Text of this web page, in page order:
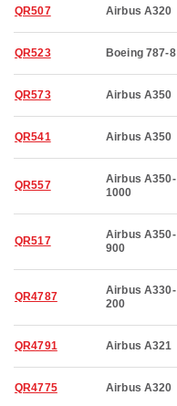
QR507 Airbus A320
QR523 Boeing 787-8
QR573 Airbus A350
QR541 Airbus A350
QR557
Airbus A350-
1000
QR517
Airbus A350-
900
QR4787
Airbus A330-
200
QR4791 Airbus A321
QR4775 Airbus A320